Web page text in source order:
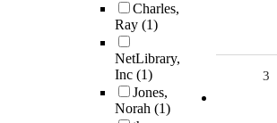
Charles,
Ray (1)
NetLibrary,
Inc (1)
Jones,
Norah (1)
3